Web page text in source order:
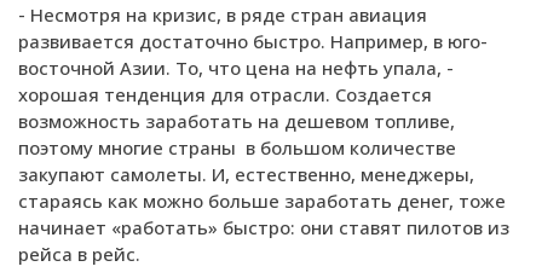
- Несмотря на кризис, в ряде стран авиация
развивается достаточно быстро. Например, в юго-
восточной Азии. То, что цена на нефть упала, -
хорошая тенденция для отрасли. Создается
возможность заработать на дешевом топливе,
поэтому многие страны в большом количестве
закупают самолеты. И, естественно, менеджеры,
стараясь как можно больше заработать денег, тоже
начинает «работать» быстро: они ставят пилотов из
рейса в рейс.